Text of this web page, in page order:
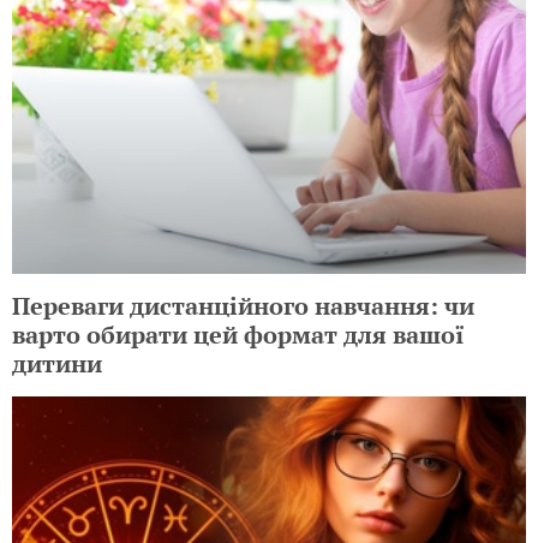
Переваги дистанційного навчання: чи
варто обирати цей формат для вашої
дитини